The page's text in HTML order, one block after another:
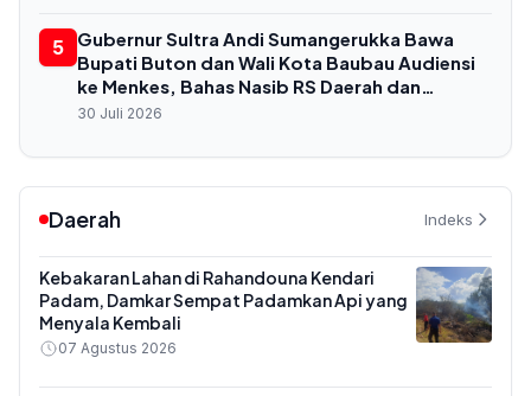
5
Gubernur Sultra Andi Sumangerukka Bawa
Bupati Buton dan Wali Kota Baubau Audiensi
ke Menkes, Bahas Nasib RS Daerah dan
Kekurangan Dokter
30 Juli 2026
Daerah Indeks
Kebakaran Lahan di Rahandouna Kendari
Padam, Damkar Sempat Padamkan Api yang
Menyala Kembali
07 Agustus 2026